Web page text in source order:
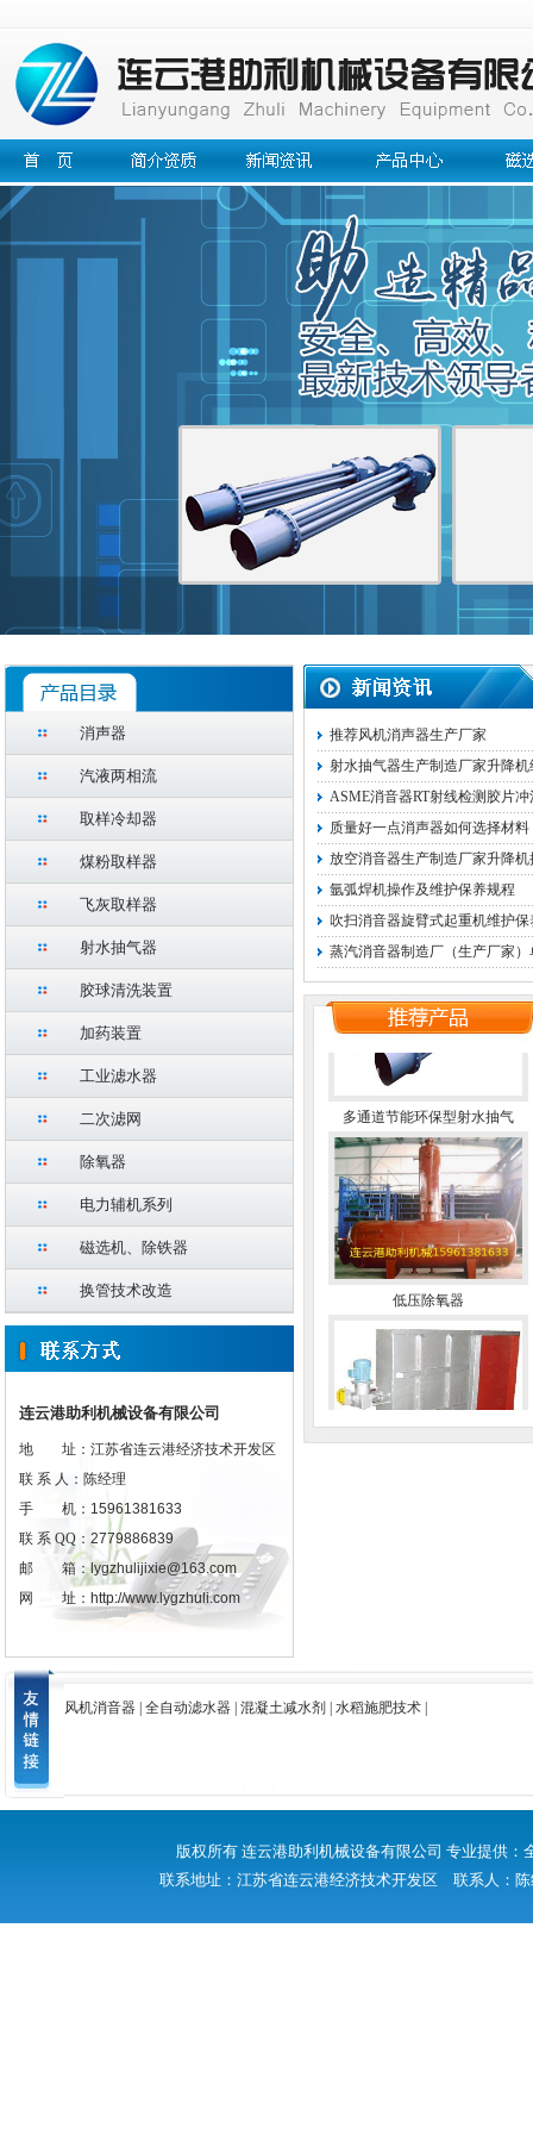
消声器
汽液两相流
取样冷却器
煤粉取样器
飞灰取样器
射水抽气器
胶球清洗装置
加药装置
工业滤水器
二次滤网
除氧器
电力辅机系列
磁选机、除铁器
换管技术改造
连云港助利机械设备有限公司
地 址： 江苏省连云港经济技术开发区
联 系 人： 陈经理
手 机： 15961381633
联 系 QQ： 2779886839
邮 箱：lygzhulijixie@163.com
网 址： http://www.lygzhuli.com
推荐风机消声器生产厂家
射水抽气器生产制造厂家升降
ASME消音器RT射线检测胶片
质量好一点消声器如何选择材料
放空消音器生产制造厂家升降机
氩弧焊机操作及维护保养规程
吹扫消音器旋臂式起重机维护保
蒸汽消音器制造厂（生产厂家
减温减压装置
风机消音器 全自动滤水器 混凝土减水剂 水稻施肥技术
版权所有 连云港助利机械设备有限公司 专业提供：
联系地址：江苏省连云港经济技术开发区 联系人：